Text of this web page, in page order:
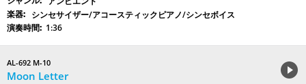
シンセサイザー/アコースティックピアノ/シンセボイス
1:36
AL-692 M-10
Moon Letter